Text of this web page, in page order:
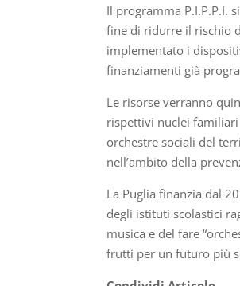
Il programma P.I.P.P.I.
fine di ridurre il rischio
implementato i
finanziamenti già
Le risorse verranno
rispettivi nuclei
orchestre sociali del
nell’ambito della
La Puglia finanzia dal
degli istituti scolastici
musica e del fare
frutti per un futuro più